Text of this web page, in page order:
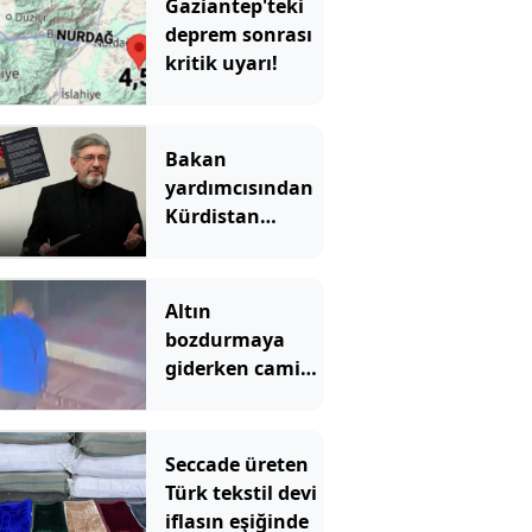
Gaziantep'teki
deprem sonrası
kritik uyarı!
Bakan
yardımcısından
Kürdistan
Altın
bozdurmaya
giderken camide
Seccade üreten
Türk tekstil devi
iflasın eşiğinde